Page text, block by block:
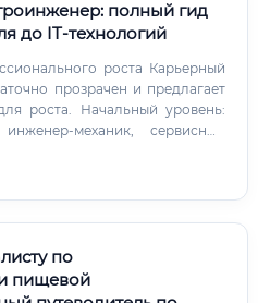
полный гид
до IT-технологий
роста Карьерный
прозрачен и предлагает
роста. Начальный уровень:
механик, сервисный
по
пищевой